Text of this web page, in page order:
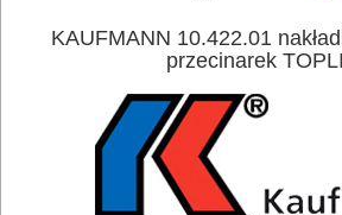
ELEKTRONARZĘDZIA
AKUMULATOROWE
OSPRZĘT
AKCESORIA
KAUFMANN 10.422.01
przecinarek